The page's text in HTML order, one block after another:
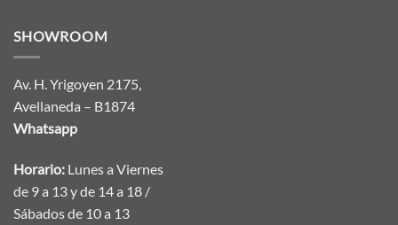
SHOWROOM
Av. H. Yrigoyen 2175,
Avellaneda – B1874
Whatsapp
Horario: Lunes a Viernes
de 9 a 13 y de 14 a 18 /
Sábados de 10 a 13